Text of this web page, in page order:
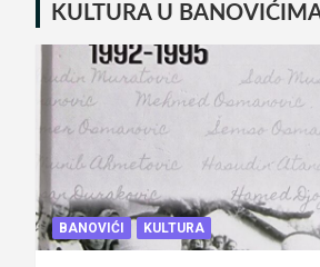
KULTURA U
BANOVIĆI KULTURA